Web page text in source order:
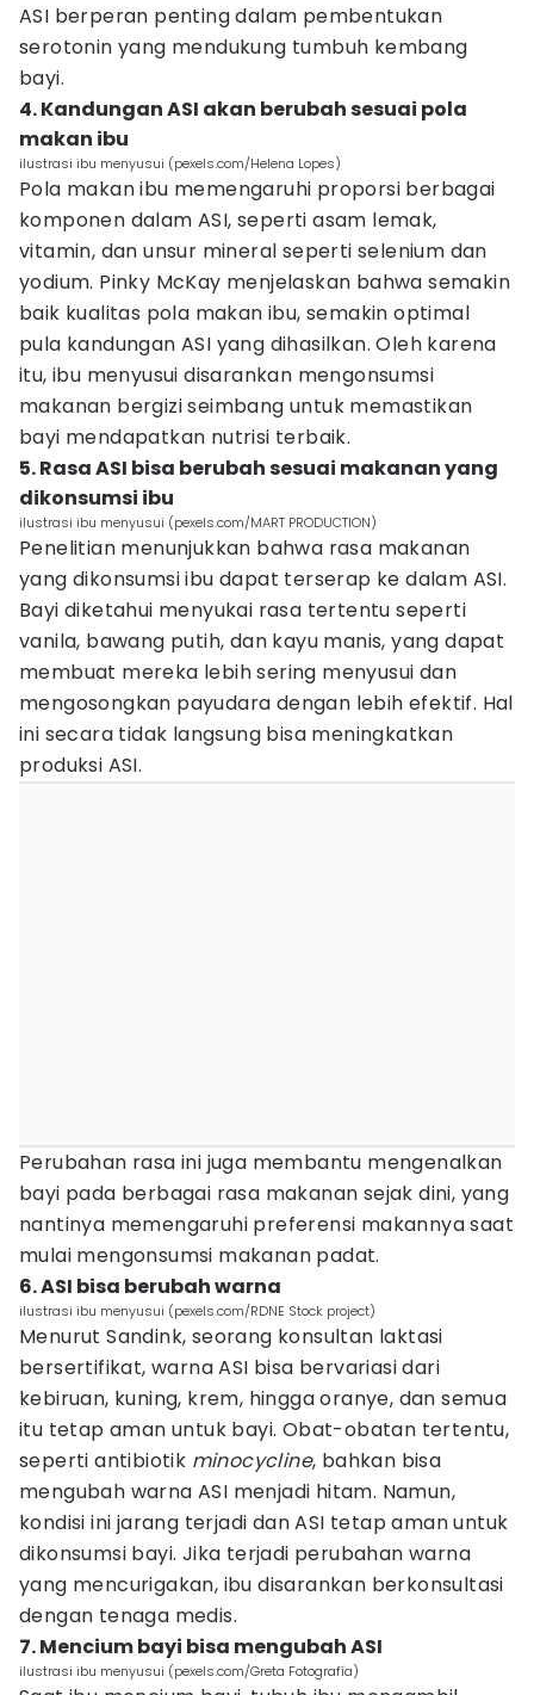
ASI berperan penting dalam pembentukan
serotonin yang mendukung tumbuh kembang
bayi.
4. Kandungan ASI akan berubah sesuai pola
makan ibu
ilustrasi ibu menyusui (pexels.com/Helena Lopes)
Pola makan ibu memengaruhi proporsi berbagai
komponen dalam ASI, seperti asam lemak,
vitamin, dan unsur mineral seperti selenium dan
yodium. Pinky McKay menjelaskan bahwa semakin
baik kualitas pola makan ibu, semakin optimal
pula kandungan ASI yang dihasilkan. Oleh karena
itu, ibu menyusui disarankan mengonsumsi
makanan bergizi seimbang untuk memastikan
bayi mendapatkan nutrisi terbaik.
5. Rasa ASI bisa berubah sesuai makanan yang
dikonsumsi ibu
ilustrasi ibu menyusui (pexels.com/MART PRODUCTION)
Penelitian menunjukkan bahwa rasa makanan
yang dikonsumsi ibu dapat terserap ke dalam ASI.
Bayi diketahui menyukai rasa tertentu seperti
vanila, bawang putih, dan kayu manis, yang dapat
membuat mereka lebih sering menyusui dan
mengosongkan payudara dengan lebih efektif. Hal
ini secara tidak langsung bisa meningkatkan
produksi ASI.
Perubahan rasa ini juga membantu mengenalkan
bayi pada berbagai rasa makanan sejak dini, yang
nantinya memengaruhi preferensi makannya saat
mulai mengonsumsi makanan padat.
6. ASI bisa berubah warna
ilustrasi ibu menyusui (pexels.com/RDNE Stock project)
Menurut Sandink, seorang konsultan laktasi
bersertifikat, warna ASI bisa bervariasi dari
kebiruan, kuning, krem, hingga oranye, dan semua
itu tetap aman untuk bayi. Obat-obatan tertentu,
seperti antibiotik minocycline, bahkan bisa
mengubah warna ASI menjadi hitam. Namun,
kondisi ini jarang terjadi dan ASI tetap aman untuk
dikonsumsi bayi. Jika terjadi perubahan warna
yang mencurigakan, ibu disarankan berkonsultasi
dengan tenaga medis.
7. Mencium bayi bisa mengubah ASI
ilustrasi ibu menyusui (pexels.com/Greta Fotografía)